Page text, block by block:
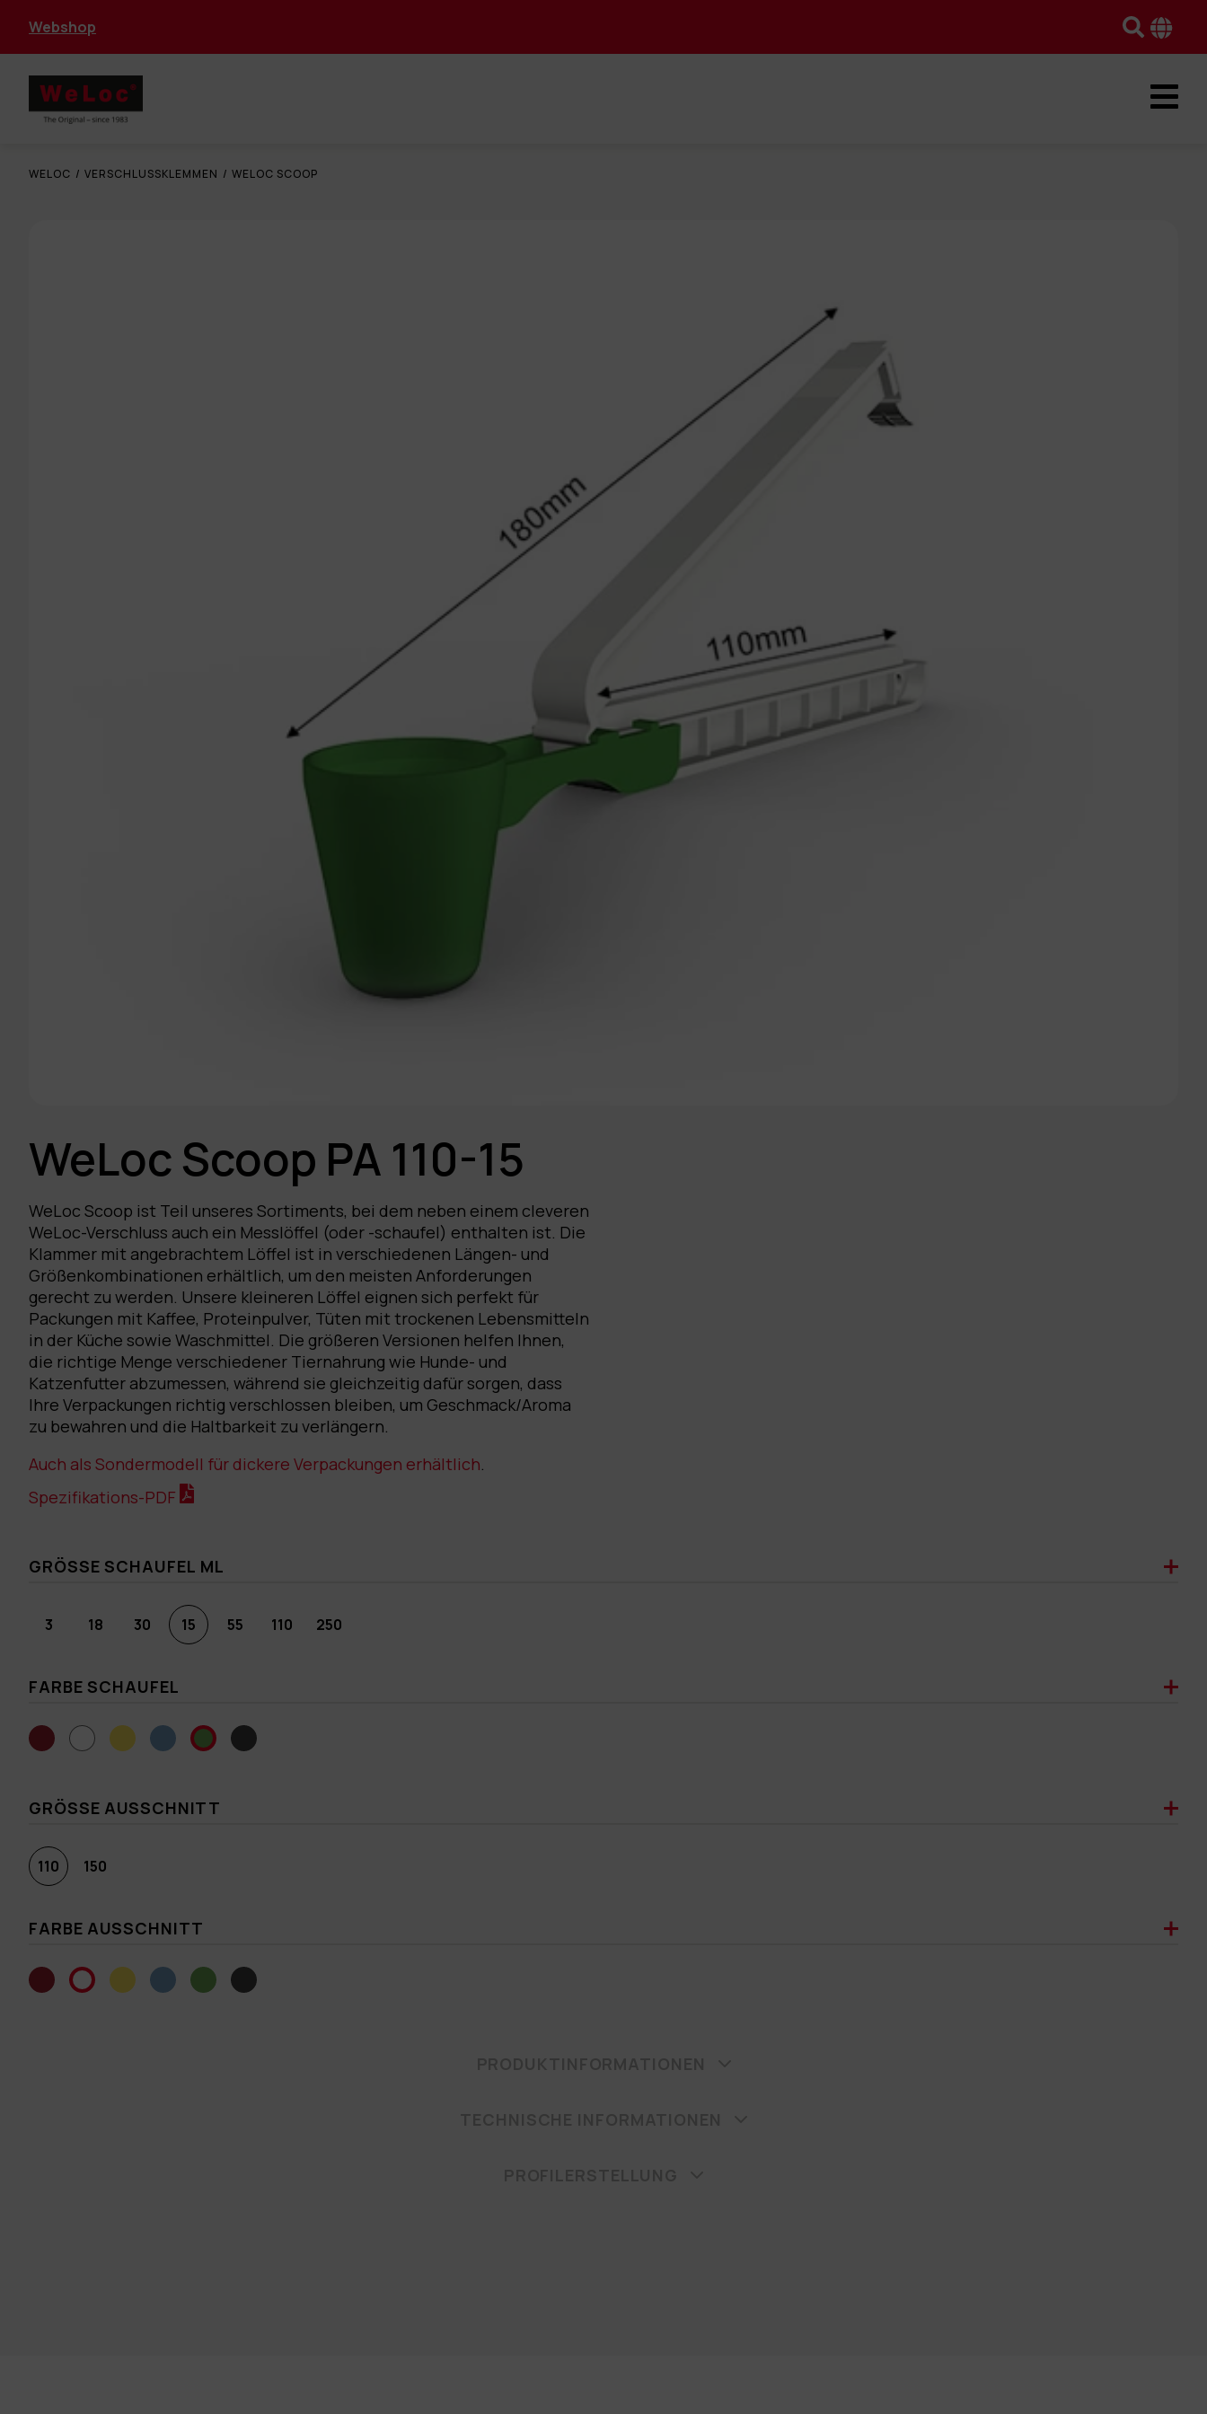
Webshop
WELOC / VERSCHLUSSKLEMMEN / WELOC SCOOP
WeLoc Scoop PA 110-15
WeLoc Scoop ist Teil unseres Sortiments, bei dem neben einem cleveren
WeLoc-Verschluss auch ein Messlöffel (oder -schaufel) enthalten ist. Die
Klammer mit angebrachtem Löffel ist in verschiedenen Längen- und
Größenkombinationen erhältlich, um den meisten Anforderungen
gerecht zu werden. Unsere kleineren Löffel eignen sich perfekt für
Packungen mit Kaffee, Proteinpulver, Tüten mit trockenen Lebensmitteln
in der Küche sowie Waschmittel. Die größeren Versionen helfen Ihnen,
die richtige Menge verschiedener Tiernahrung wie Hunde- und
Katzenfutter abzumessen, während sie gleichzeitig dafür sorgen, dass
Ihre Verpackungen richtig verschlossen bleiben, um Geschmack/Aroma
zu bewahren und die Haltbarkeit zu verlängern.
Auch als Sondermodell für dickere Verpackungen erhältlich.
Spezifikations-PDF
GRÖSSE SCHAUFEL ML
3 18 30 15 55 110 250
FARBE SCHAUFEL
GRÖSSE AUSSCHNITT
110 150
FARBE AUSSCHNITT